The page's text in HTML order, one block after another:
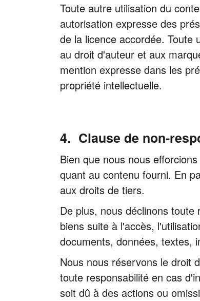
Toute autre utilisation du
autorisation expresse des
de la licence accordée. Toute
au droit d'auteur et aux
mention expresse dans les
propriété intellectuelle.
Clause de non-
Bien que nous nous
quant au contenu fourni. En
aux droits de tiers.
De plus, nous déclinons
biens suite à l'accès,
documents, données, textes,
Nous nous réservons le droit
toute responsabilité en cas
soit dû à des actions ou